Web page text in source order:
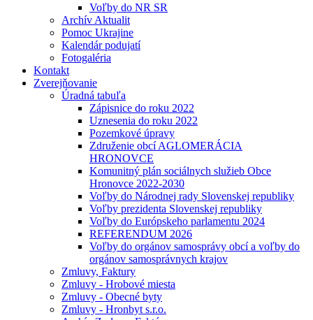
Voľby do NR SR
Archív Aktualit
Pomoc Ukrajine
Kalendár podujatí
Fotogaléria
Kontakt
Zverejňovanie
Úradná tabuľa
Zápisnice do roku 2022
Uznesenia do roku 2022
Pozemkové úpravy
Združenie obcí AGLOMERÁCIA
HRONOVCE
Komunitný plán sociálnych služieb Obce
Hronovce 2022-2030
Voľby do Národnej rady Slovenskej republiky
Voľby prezidenta Slovenskej republiky
Voľby do Európskeho parlamentu 2024
REFERENDUM 2026
Voľby do orgánov samosprávy obcí a voľby do
orgánov samosprávnych krajov
Zmluvy, Faktury
Zmluvy - Hrobové miesta
Zmluvy - Obecné byty
Zmluvy - Hronbyt s.r.o.